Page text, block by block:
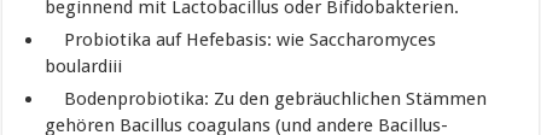
beginnend mit Lactobacillus oder Bifidobakterien.
Probiotika auf Hefebasis: wie Saccharomyces
boulardiii
Bodenprobiotika: Zu den gebräuchlichen Stämmen
gehören Bacillus coagulans (und andere Bacillus-